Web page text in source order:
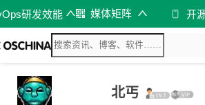
研发效能 媒体矩阵 开
北丐